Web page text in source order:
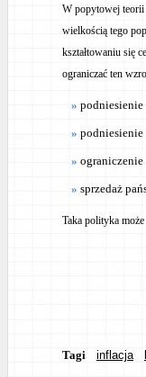
W popytowej teorii
wielkością tego
kształtowaniu się
ograniczać ten
sprzedaż
Taka polityka
Tagi
inflacja